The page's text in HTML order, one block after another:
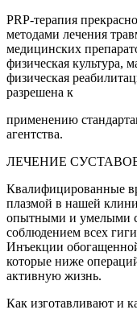
PRP-терапия
методами лечения
медицинских
физическая культура,
физическая
разрешена к
применению
агентства.
ЛЕЧЕНИЕ
Квалифицированные
плазмой в нашей
опытными и умелыми
соблюдением всех
Инъекции
которые ниже
активную жизнь.
Как изготавливают и